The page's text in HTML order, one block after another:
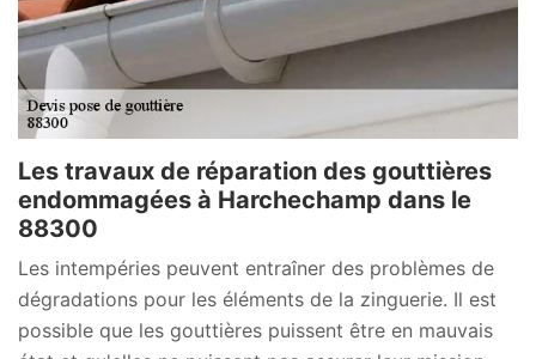
Les travaux de réparation des gouttières
endommagées à Harchechamp dans le
88300
Les intempéries peuvent entraîner des problèmes de
dégradations pour les éléments de la zinguerie. Il est
possible que les gouttières puissent être en mauvais